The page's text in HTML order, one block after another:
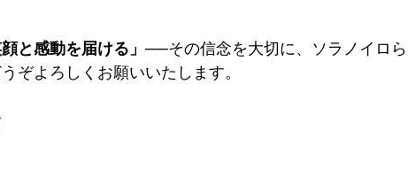
と感動を届ける」──その信念を大切に、ソラノイロら
ぞよろしくお願いいたします。